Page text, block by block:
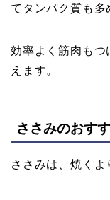
てタンパク質も多
効率よく筋肉もつ
えます。
ささみのおす
ささみは、焼くよ